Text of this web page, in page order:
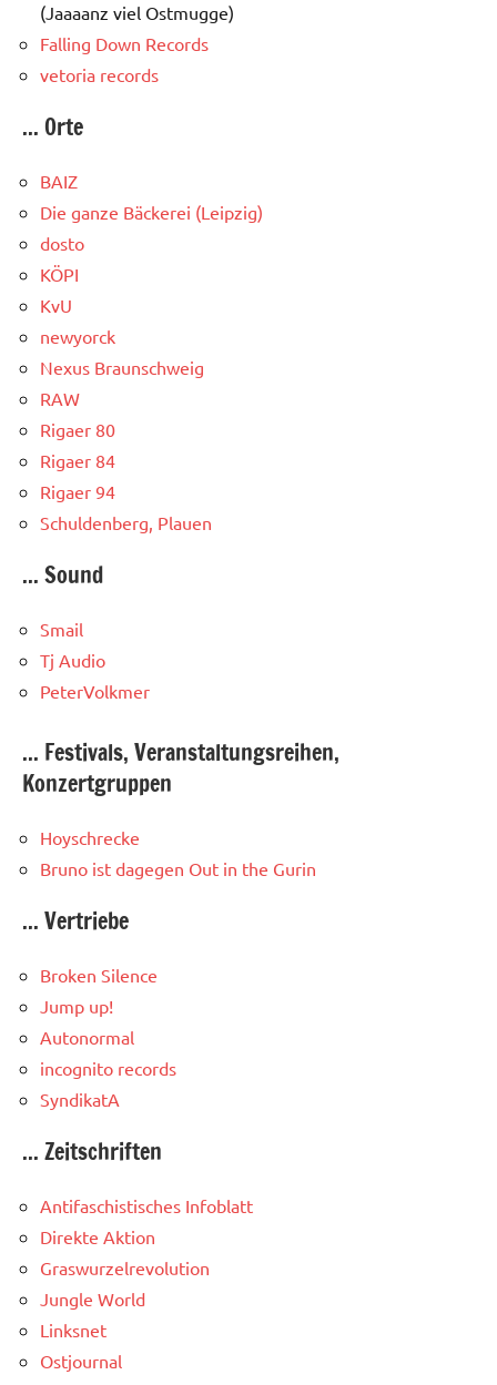
(Jaaaanz viel Ostmugge)
Falling Down Records
vetoria records
... Orte
BAIZ
Die ganze Bäckerei (Leipzig)
dosto
KÖPI
KvU
newyorck
Nexus Braunschweig
RAW
Rigaer 80
Rigaer 84
Rigaer 94
Schuldenberg, Plauen
... Sound
Smail
Tj Audio
PeterVolkmer
... Festivals, Veranstaltungsreihen,
Konzertgruppen
Hoyschrecke
Bruno ist dagegen Out in the Gurin
... Vertriebe
Broken Silence
Jump up!
Autonormal
incognito records
SyndikatA
... Zeitschriften
Antifaschistisches Infoblatt
Direkte Aktion
Graswurzelrevolution
Jungle World
Linksnet
Ostjournal